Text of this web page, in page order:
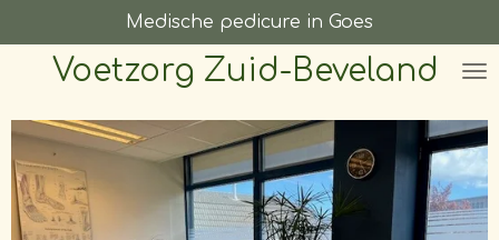
direct
hoofdinhoud
Voetzorg Zuid-Beveland
Medische pedicure in Goes